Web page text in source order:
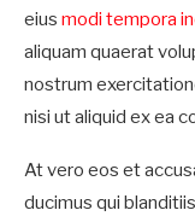
eius modi tempora
aliquam quaerat
nostrum
nisi ut aliquid ex ea
At vero eos et
ducimus qui